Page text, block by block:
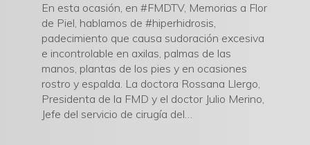
En esta ocasión, en #FMDTV, Memorias a Flor
de Piel, hablamos de #hiperhidrosis,
padecimiento que causa sudoración excesiva
e incontrolable en axilas, palmas de las
manos, plantas de los pies y en ocasiones
rostro y espalda. La doctora Rossana Llergo,
Presidenta de la FMD y el doctor Julio Merino,
Jefe del servicio de cirugía del…